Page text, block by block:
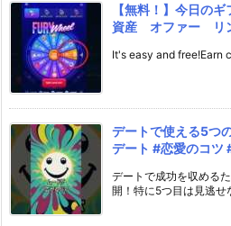
【無料！】今日
資産 オファー リ
It's easy and free!Earn
デートで使える5つ
デート #恋愛のコツ
デートで成功を収める
開！特に5つ目は見逃せ